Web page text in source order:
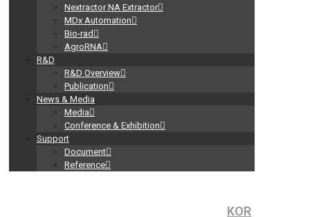
Nextractor NA Extractor
MDx Automation
Bio-rad
AgroRNA
R&D
R&D Overview
Publication
News & Media
Media
Conference & Exhibition
Support
Document
Reference
KOR